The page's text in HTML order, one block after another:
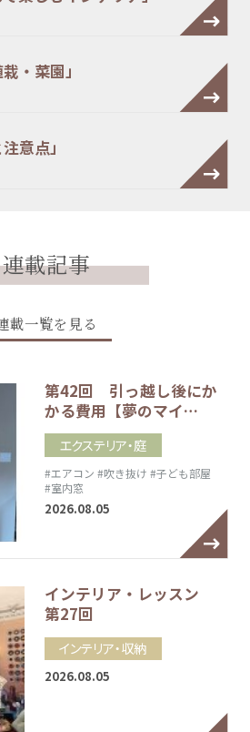
・菜園」
意点」
連載記事
載一覧を見る
第42回 引っ越し後にか
かる費用【夢のマイ…
エクステリア・庭
#エアコン #吹き抜け #子ども部屋
#室内窓
2026.08.05
インテリア・レッスン
第27回
インテリア・収納
2026.08.05